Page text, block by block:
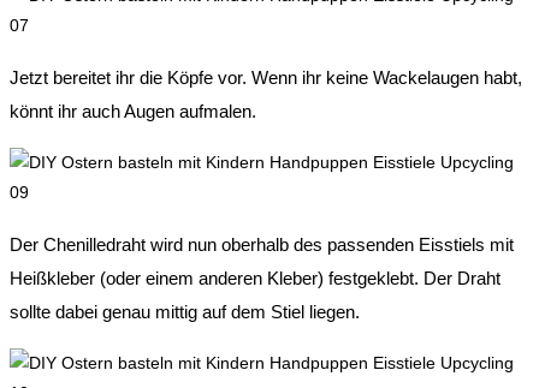
Jetzt bereitet ihr die Köpfe vor. Wenn ihr keine Wackelaugen habt,
könnt ihr auch Augen aufmalen.
Der Chenilledraht wird nun oberhalb des passenden Eisstiels mit
Heißkleber (oder einem anderen Kleber) festgeklebt. Der Draht
sollte dabei genau mittig auf dem Stiel liegen.